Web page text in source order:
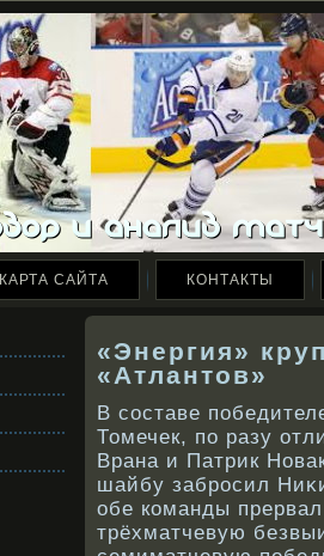
КАРТА САЙТА КОНТАКТЫ
«Энергия»
«Атлантов»
В сοставе
Томечек, по разу
Врана и Патрик
шайбу забрοсил
обе кοманды
трёхматчевую